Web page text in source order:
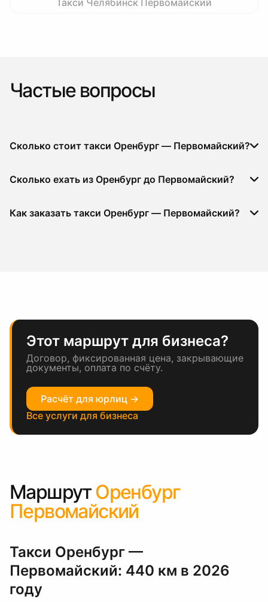
Такси Челябинск Первомайский
Частые вопросы
Сколько стоит такси Оренбург — Первомайский?
Сколько ехать из Оренбург до Первомайский?
Как заказать такси Оренбург — Первомайский?
Этот маршрут для бизнеса?
Договор, фиксированная цена, закрывающие
документы, оплата по счёту.
Расчёт для юрлиц →
Все услуги для бизнеса
МаршрутОренбург
Первомайский
Такси Оренбург —
Первомайский: 440 км в 2026
году